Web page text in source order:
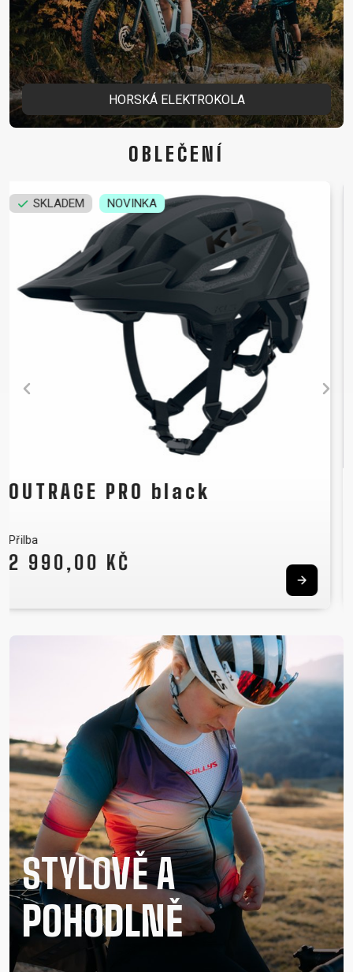
HORSKÁ ELEKTROKOLA
OBLEČENÍ
SKLADEM NOVINKA
FLOW green
Pánský dres
979,00 KČ
STYLOVĚ A
POHODLNĚ